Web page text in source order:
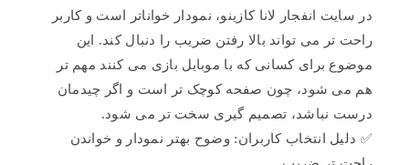
در سایت انفجار لانا کازینو، نمودار خواناتر است و کاربر
راحت تر می تواند بالا رفتن ضریب را دنبال کند. این
موضوع برای کسانی که با موبایل بازی می کنند مهم تر
هم می شود، چون صفحه کوچک تر است و اگر چیدمان
درست نباشد، تصمیم گیری سخت تر می شود.
✅ دلیل انتخاب کاربران: وضوح بهتر نمودار و خواندن